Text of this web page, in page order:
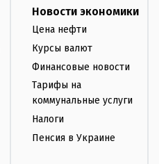
Новости экономики
Цена нефти
Курсы валют
Финансовые новости
Тарифы на
коммунальные услуги
Налоги
Пенсия в Украине